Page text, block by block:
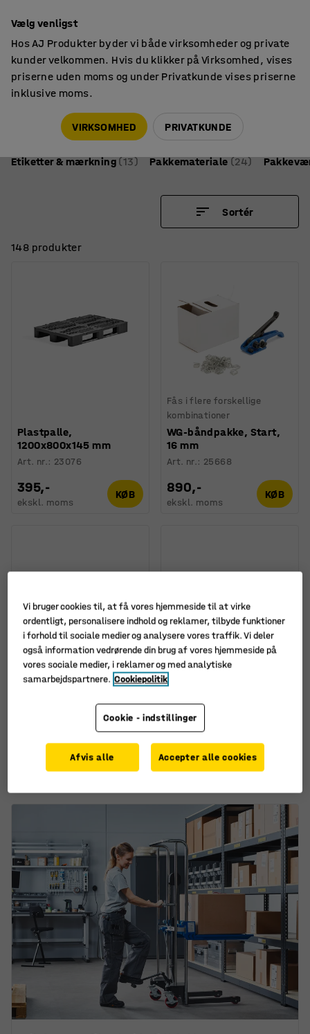
Emballage til pakning af varer
Etiketter & mærkning(13) Pakkemateriale(24)
Sortér
148 produkter
Plastpalle,
1200x800x145 mm
Art. nr.: 23076
395,-
ekskl. moms
KØB
Fås i flere forskellige
kombinationer
WG-båndpakke, Start,
16 mm
Art. nr.: 25668
890,-
ekskl. moms
KØB
Fås i flere forskellige
kombinationer
940,-
(9,40/stk.)
KØB
Fås i flere forskellige
kombinationer
320x325 mm
Art. nr.
1.525,-
Vælg venligst
Hos AJ Produkter byder vi både virksomheder og private
kunder velkommen. Hvis du klikker på Virksomhed, vises
priserne uden moms og under Privatkunde vises priserne
inklusive moms.
VIRKSOMHED PRIVATKUNDE
Vi bruger cookies til, at få vores hjemmeside til at virke
ordentligt, personalisere indhold og reklamer, tilbyde funktioner
i forhold til sociale medier og analysere vores traffik. Vi deler
også information vedrørende din brug af vores hjemmeside på
vores sociale medier, i reklamer og med analytiske
samarbejdspartnere. Cookiepolitik
Cookie - indstillinger
Afvis alle Accepter alle cookies